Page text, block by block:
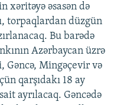
xəritəyə əsasən də
torpaqlardan düzgün
Bu barədə
Azərbaycan üzrə
Mingəçevir və
qarşıdakı 18 ay
ayrılacaq. Gəncədə